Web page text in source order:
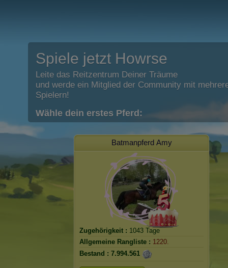
Spiele jetzt Howrse
Leite das Reitzentrum Deiner Träume
und werde ein Mitglied der Community mit
Spielern!
Wähle dein erstes Pferd:
Batmanpferd Amy
Zugehörigkeit : 1043 Tage
Allgemeine Rangliste : 1220.
Bestand : 7.994.561